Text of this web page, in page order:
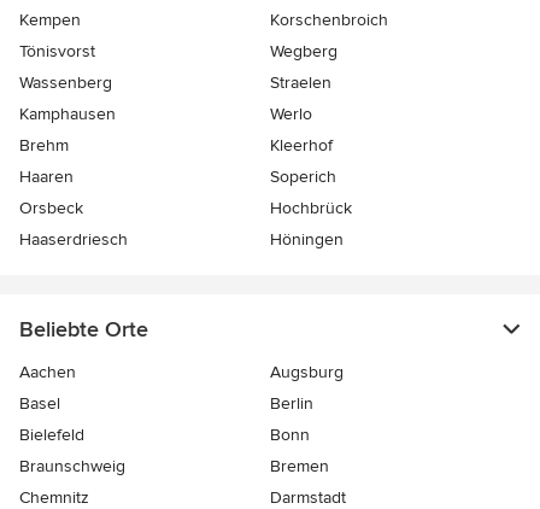
Kempen
Korschenbroich
Tönisvorst
Wegberg
Wassenberg
Straelen
Kamphausen
Werlo
Brehm
Kleerhof
Haaren
Soperich
Orsbeck
Hochbrück
Haaserdriesch
Höningen
Beliebte Orte
Aachen
Augsburg
Basel
Berlin
Bielefeld
Bonn
Braunschweig
Bremen
Chemnitz
Darmstadt